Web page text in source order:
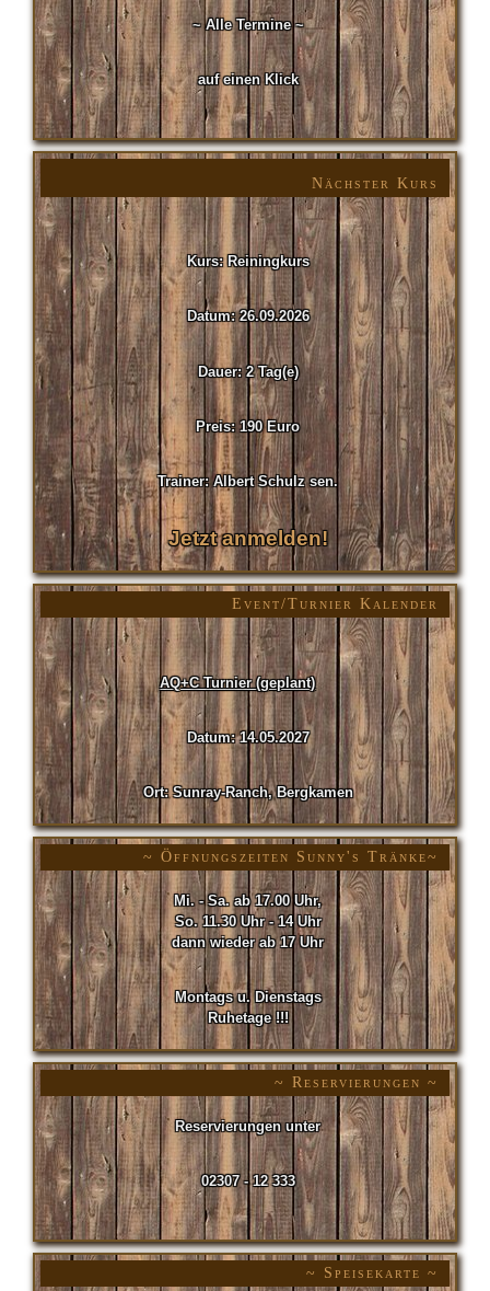
~ Alle Termine ~
auf einen Klick
Nächster Kurs
Kurs: Reiningkurs
Datum: 26.09.2026
Dauer: 2 Tag(e)
Preis: 190 Euro
Trainer: Albert Schulz sen.
Jetzt anmelden!
Event/Turnier Kalender
AQ+C Turnier (geplant)
Datum: 14.05.2027
Ort: Sunray-Ranch, Bergkamen
~ Öffnungszeiten Sunny's Tränke~
Mi. - Sa. ab 17.00 Uhr,
So. 11.30 Uhr - 14 Uhr
dann wieder ab 17 Uhr
Montags u. Dienstags
Ruhetage !!!
~ Reservierungen ~
Reservierungen unter
02307 - 12 333
~ Speisekarte ~